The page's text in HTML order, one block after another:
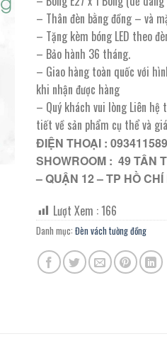
– Thân đèn bằng đồng – và
– Tặng kèm bóng LED theo
– Bảo hành 36 tháng.
– Giao hàng toàn quốc với
khi nhận được hàng
– Quý khách vui lòng Liên
tiết về sản phẩm cụ thể và
ĐIỆN THOẠI :
SHOWROOM : 49 TÂN
– QUẬN 12 – TP HỒ CHÍ
Lượt Xem :166
Danh mục: Đèn vách tường đồng